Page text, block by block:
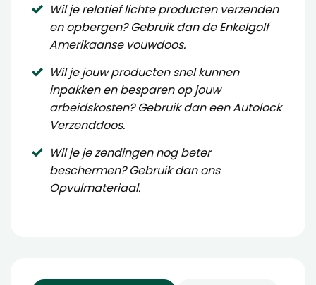
Wil je relatief lichte producten verzenden
en opbergen? Gebruik dan deEnkelgolf
Amerikaanse vouwdoos.
Wil je jouw producten snel kunnen
inpakken en besparen op jouw
arbeidskosten? Gebruik dan eenAutolock
Verzenddoos.
Wil je je zendingen nog beter
beschermen? Gebruik dan ons
Opvulmateriaal.